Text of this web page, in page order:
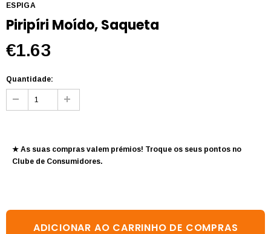
ESPIGA
Piripíri Moído, Saqueta
€1.63
Quantidade:
★ As suas compras valem prémios! Troque os seus pontos no
Clube de Consumidores.